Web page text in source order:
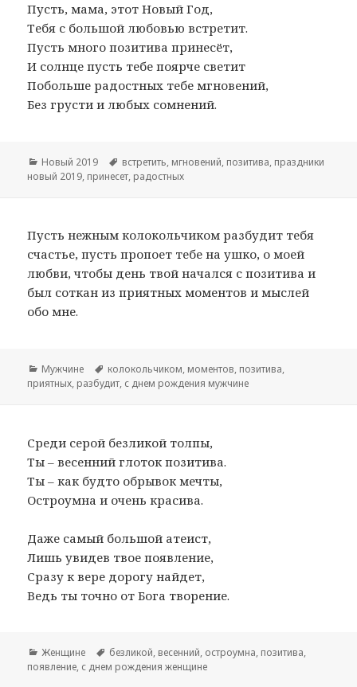
Пусть, мама, этот Новый Год,
Тебя с большой любовью встретит.
Пусть много позитива принесёт,
И солнце пусть тебе поярче светит
Побольше радостных тебе мгновений,
Без грусти и любых сомнений.
Рубрики
Новый 2019 Метки
встретить, мгновений, позитива, праздники
новый 2019, принесет, радостных
Пусть нежным колокольчиком разбудит тебя
счастье, пусть пропоет тебе на ушко, о моей
любви, чтобы день твой начался с позитива и
был соткан из приятных моментов и мыслей
обо мне.
Рубрики
Мужчине Метки
колокольчиком, моментов, позитива,
приятных, разбудит, с днем рождения мужчине
Среди серой безликой толпы,
Ты – весенний глоток позитива.
Ты – как будто обрывок мечты,
Остроумна и очень красива.
Даже самый большой атеист,
Лишь увидев твое появление,
Сразу к вере дорогу найдет,
Ведь ты точно от Бога творение.
Рубрики
Женщине Метки
безликой, весенний, остроумна, позитива,
появление, с днем рождения женщине